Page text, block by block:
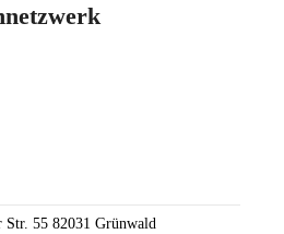
Str. 55 82031 Grünwald